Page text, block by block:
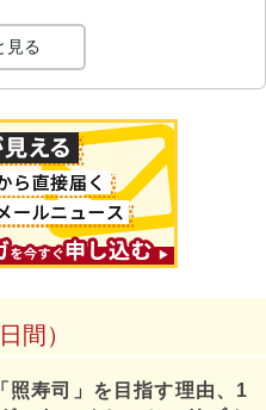
見る
間）
照寿司」を目指す理由、1